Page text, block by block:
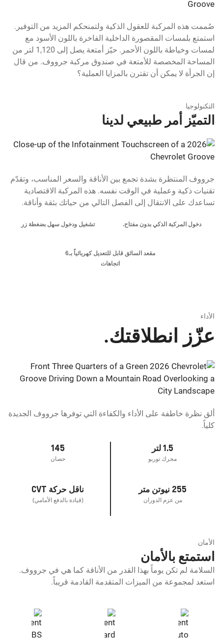
صُممت هذه المركبة للعقول الذكية ولتمنحكم المزيد من التوفير.
استمتع بلمسات المقصورة الداخلية الفاخرة باللون الأسود مع
لمسات وخياطة باللون الأحمر. حيّز أمتعة يصل إلى 1,120 لتر من
المساحة المخصصة للأمتعة في صندوق مركبة جرووف. من قال
إن الجرأة لا يمكن أن تقترن بالمزايا العملية؟
التكنولوجيا
التميّز أمر طبيعي لدينا
جرووف المنتظرة بشدة تجمع بين الأناقة والسعر المناسب، وتقدّم
تقنيات ذكية وعملية في الوقت نفسه. هذه المركبة الاقتصادية
تساعدك على الانتقال إلى الفصل التالي من حياتك بثقة وأناقة.
دخول المركبة الذكي بدون مفتاح. تشغيل ودخول سهل بضغطة زر
مقعد السائق قابل للتعديل كهربائياً بـ6
اتجاهات
الأداء
عزّز انطلاقتك.
ألق نظرة خاطفة على الأداء والكفاءة التي توفرها جرووف الجديدة
كلياً.
1.5 لتر
محرك توربو
145
حصان
255 نيوتن متر
من عزم الدوران
ناقل حركة CVT
(قيادة بالدفع الأمامي)
الأمان
استمتع بالأمان
السلامة لم تكن يوماً بهذا القدر من الأناقة كما هي في جرووف.
استعد لمجموعة من الميزات المتقدمة القادمة قريباً.